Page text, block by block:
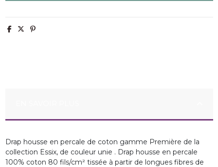
Drap housse en percale de coton gamme Première de la
collection Essix, de couleur unie . Drap housse en percale
100% coton 80 fils/cm² tissée à partir de longues fibres de